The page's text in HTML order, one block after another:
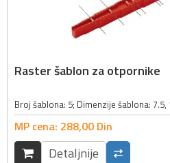
Raster šablon za otpornike
MP cena: 288,00 Din
Detaljnije